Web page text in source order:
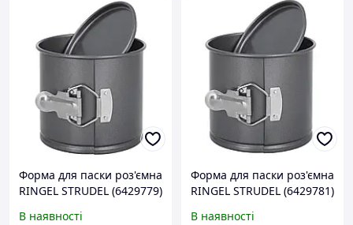
Форма для паски роз'ємна
RINGEL STRUDEL (6429779)
В наявності
Форма для паски роз'ємна
RINGEL STRUDEL (6429781)
В наявності